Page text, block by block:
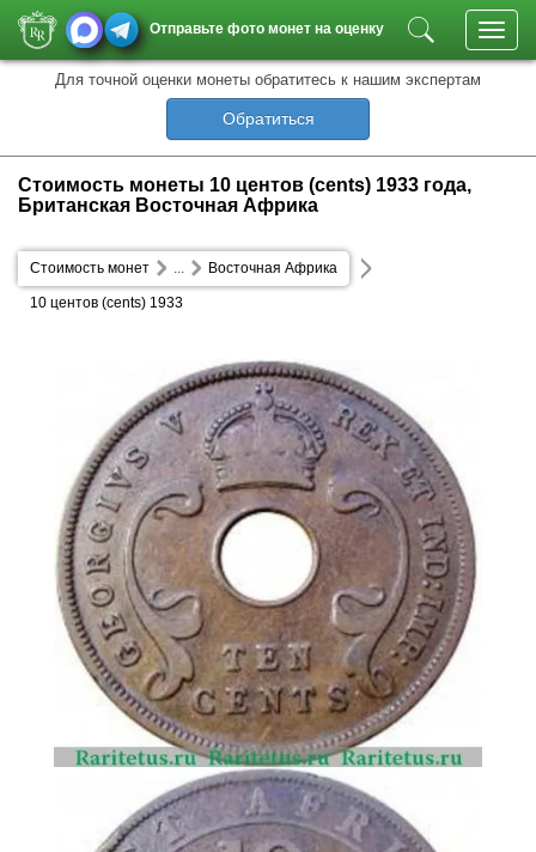
Отправьте фото монет на оценку
Для точной оценки монеты обратитесь к нашим экспертам
Обратиться
Стоимость монеты 10 центов (cents) 1933 года,
Британская Восточная Африка
Стоимость монет Восточная Африка
...
10 центов (cents) 1933